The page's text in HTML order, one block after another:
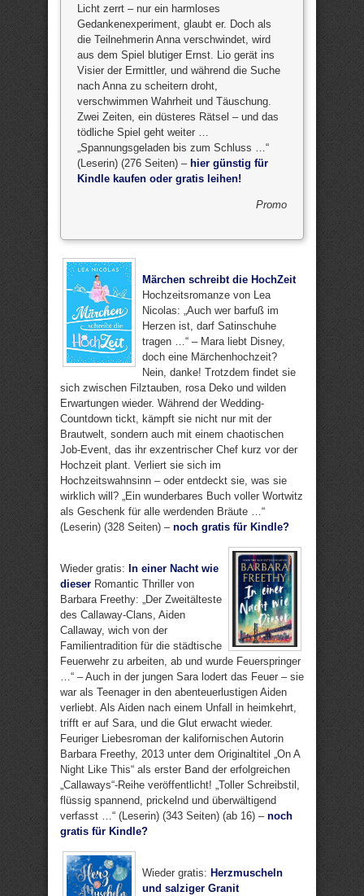
Licht zerrt – nur ein harmloses
Gedankenexperiment, glaubt er. Doch als
die Teilnehmerin Anna verschwindet, wird
aus dem Spiel blutiger Ernst. Lio gerät ins
Visier der Ermittler, und während die Suche
nach Anna zu scheitern droht,
verschwimmen Wahrheit und Täuschung.
Zwei Zeiten, ein düsteres Rätsel – und das
tödliche Spiel geht weiter …
„Spannungsgeladen bis zum Schluss …“
(Leserin) (276 Seiten) – hier günstig für
Kindle kaufen oder gratis leihen!
Promo
Märchen schreibt die HochZeit
Hochzeitsromanze von Lea
Nicolas: „Auch wer barfuß im
Herzen ist, darf Satinschuhe
tragen …“ – Mara liebt Disney,
doch eine Märchenhochzeit?
Nein, danke! Trotzdem findet sie
sich zwischen Filztauben, rosa Deko und wilden
Erwartungen wieder. Während der Wedding-
Countdown tickt, kämpft sie nicht nur mit der
Brautwelt, sondern auch mit einem chaotischen
Job-Event, das ihr exzentrischer Chef kurz vor der
Hochzeit plant. Verliert sie sich im
Hochzeitswahnsinn – oder entdeckt sie, was sie
wirklich will? „Ein wunderbares Buch voller Wortwitz
als Geschenk für alle werdenden Bräute …“
(Leserin) (328 Seiten) – noch gratis für Kindle?
Wieder gratis: In einer Nacht wie
dieser Romantic Thriller von
Barbara Freethy: „Der Zweitälteste
des Callaway-Clans, Aiden
Callaway, wich von der
Familientradition für die städtische
Feuerwehr zu arbeiten, ab und wurde Feuerspringer
…“ – Auch in der jungen Sara lodert das Feuer – sie
war als Teenager in den abenteuerlustigen Aiden
verliebt. Als Aiden nach einem Unfall in heimkehrt,
trifft er auf Sara, und die Glut erwacht wieder.
Feuriger Liebesroman der kalifornischen Autorin
Barbara Freethy, 2013 unter dem Originaltitel „On A
Night Like This“ als erster Band der erfolgreichen
„Callaways“-Reihe veröffentlicht! „Toller Schreibstil,
flüssig spannend, prickelnd und überwältigend
verfasst …“ (Leserin) (343 Seiten) (ab 16) – noch
gratis für Kindle?
Wieder gratis: Herzmuscheln
und salziger Granit